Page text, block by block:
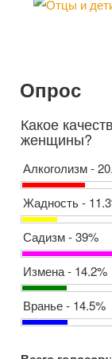
Опрос
Какое
женщины?
Алкоголизм -
Жадность -
Садизм - 39%
Измена - 14.2%
Вранье - 14.5%